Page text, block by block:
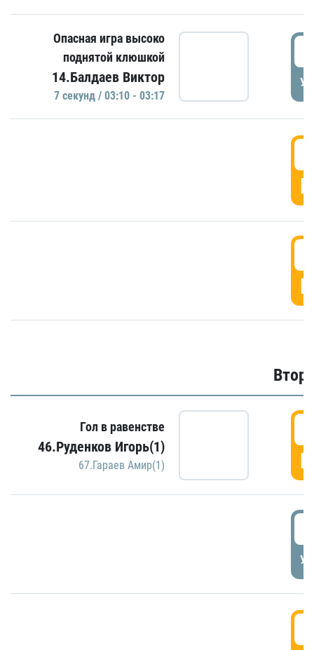
Опасная игра высоко
поднятой клюшкой
14.Балдаев Виктор
7 секунд / 03:10 - 03:17
Гол в равенстве
46.Руденков Игорь(1)
67.Гараев Амир(1)